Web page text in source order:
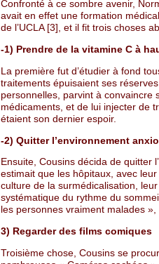
Confronté à ce sombre avenir,
avait en effet une formation
de l’UCLA [3], et il fit trois choses
-1) Prendre de la vitamine C à
La première fut d’étudier à fond
traitements épuisaient ses
personnelles, parvint à convaincre
médicaments, et de lui injecter de
étaient son dernier espoir.
-2) Quitter l’environnement
Ensuite, Cousins décida de quitter
estimait que les hôpitaux, avec
culture de la surmédicalisation,
systématique du rythme du
les personnes vraiment malades
3) Regarder des films comiques
Troisième chose, Cousins se